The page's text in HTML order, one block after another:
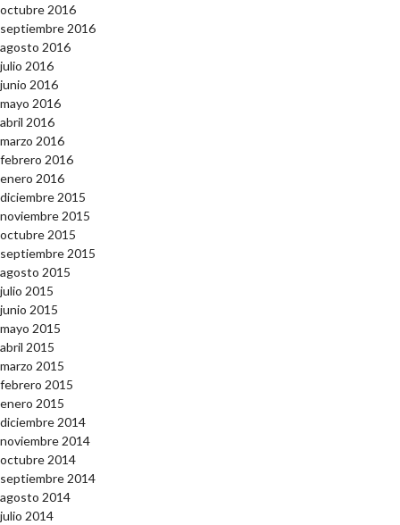
octubre 2016
septiembre 2016
agosto 2016
julio 2016
junio 2016
mayo 2016
abril 2016
marzo 2016
febrero 2016
enero 2016
diciembre 2015
noviembre 2015
octubre 2015
septiembre 2015
agosto 2015
julio 2015
junio 2015
mayo 2015
abril 2015
marzo 2015
febrero 2015
enero 2015
diciembre 2014
noviembre 2014
octubre 2014
septiembre 2014
agosto 2014
julio 2014